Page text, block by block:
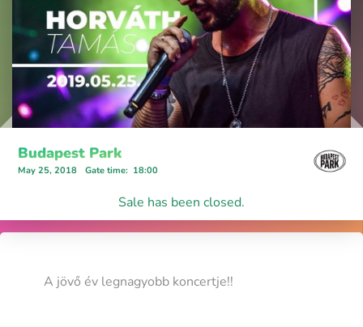
Budapest Park
May 25, 2018 Gate time: 18:00
Sale has been closed.
A jövő év legnagyobb koncertje!!